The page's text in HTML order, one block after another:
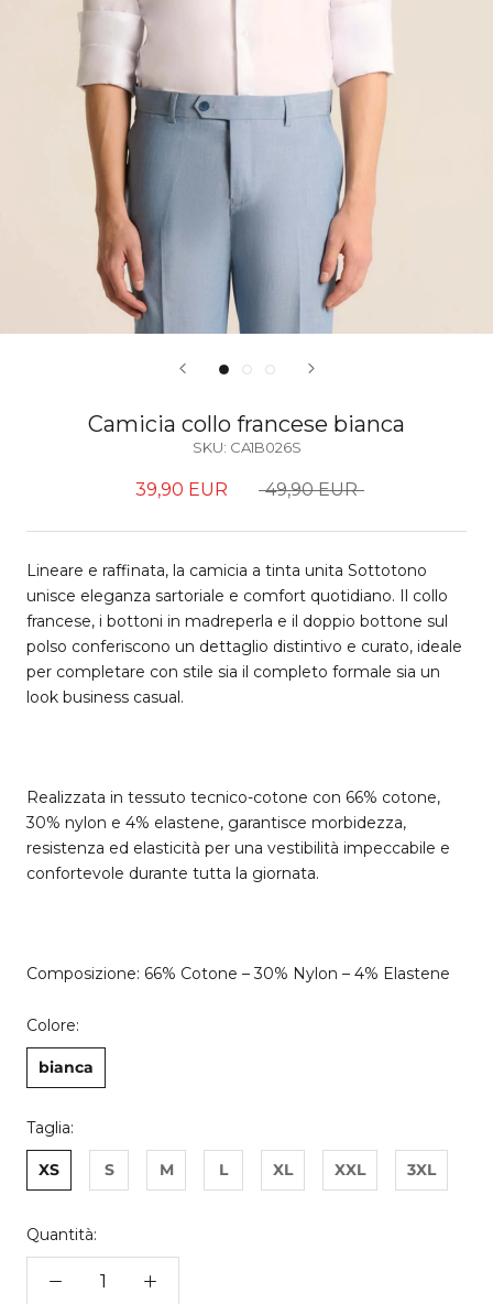
Camicia collo francese bianca
SKU: CA1B026S
39,90 EUR 49,90 EUR
Lineare e raffinata, la camicia a tinta unita Sottotono
unisce eleganza sartoriale e comfort quotidiano. Il collo
francese, i bottoni in madreperla e il doppio bottone sul
polso conferiscono un dettaglio distintivo e curato, ideale
per completare con stile sia il completo formale sia un
look business casual.
Realizzata in tessuto tecnico-cotone con 66% cotone,
30% nylon e 4% elastene, garantisce morbidezza,
resistenza ed elasticità per una vestibilità impeccabile e
confortevole durante tutta la giornata.
Composizione: 66% Cotone – 30% Nylon – 4% Elastene
Colore:
bianca
Taglia:
XS S M L XL XXL 3XL
Quantità: